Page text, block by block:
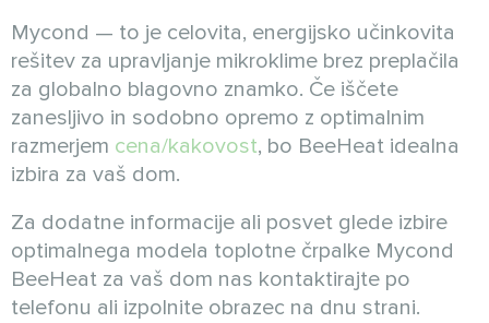
Mycond — to je celovita, energijsko učinkovita
rešitev za upravljanje mikroklime brez preplačila
za globalno blagovno znamko. Če iščete
zanesljivo in sodobno opremo z optimalnim
razmerjem cena/kakovost, bo BeeHeat idealna
izbira za vaš dom.
Za dodatne informacije ali posvet glede izbire
optimalnega modela toplotne črpalke Mycond
BeeHeat za vaš dom nas kontaktirajte po
telefonu ali izpolnite obrazec na dnu strani.